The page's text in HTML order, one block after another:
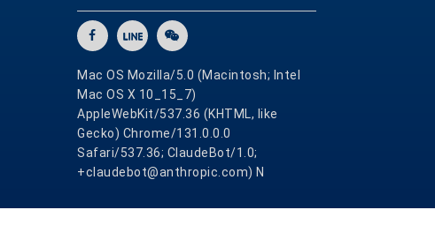
Mac OS Mozilla/5.0 (Macintosh; Intel
Mac OS X 10_15_7)
AppleWebKit/537.36 (KHTML, like
Gecko) Chrome/131.0.0.0
Safari/537.36; ClaudeBot/1.0;
+claudebot@anthropic.com) N